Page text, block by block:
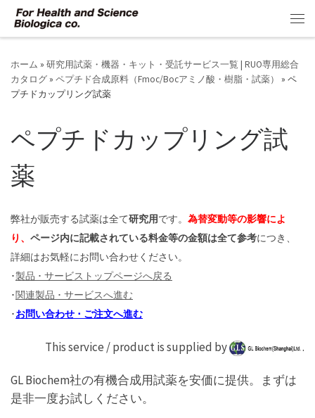
コンテンツへスキップ
ホーム » 研究用試薬・機器・キット・受託サービス一覧 | RUO専用総合
カタログ » ペプチド合成原料（Fmoc/Bocアミノ酸・樹脂・試薬） » ペ
プチドカップリング試薬
ペプチドカップリング試
薬
弊社が販売する試薬は全て研究用です。 為替変動等の影響によ
り、 ページ内に記載されている料金等の金額は全て参考につき、
詳細はお気軽にお問い合わせください。
･製品 ･ サービストップページへ戻る
･関連製品 ･ サービスへ進む
･お問い合わせ ･ ご注文へ進む
This service / product is supplied by .
GL Biochem社の有機合成用試薬を安価に提供。まずは
是非一度お試しください。